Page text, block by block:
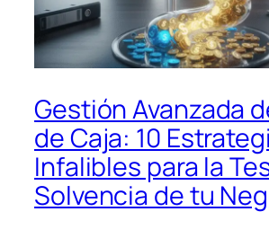
Gestión Avanzada
de Caja: 10
Infalibles para la
Solvencia de tu